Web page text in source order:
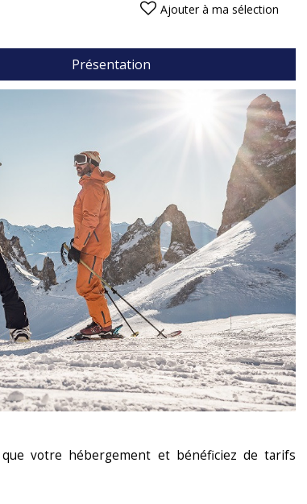
Ajouter à ma sélection
Présentation
votre hébergement et bénéficiez de tarifs